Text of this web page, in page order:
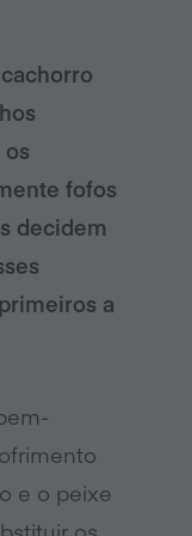
fofos
decidem
a
e o peixe